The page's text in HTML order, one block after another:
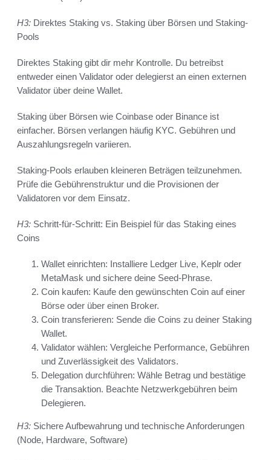
H3: Direktes Staking vs. Staking über Börsen und Staking-
Pools
Direktes Staking gibt dir mehr Kontrolle. Du betreibst
entweder einen Validator oder delegierst an einen externen
Validator über deine Wallet.
Staking über Börsen wie Coinbase oder Binance ist
einfacher. Börsen verlangen häufig KYC. Gebühren und
Auszahlungsregeln variieren.
Staking-Pools erlauben kleineren Beträgen teilzunehmen.
Prüfe die Gebührenstruktur und die Provisionen der
Validatoren vor dem Einsatz.
H3: Schritt-für-Schritt: Ein Beispiel für das Staking eines
Coins
Wallet einrichten: Installiere Ledger Live, Keplr oder
MetaMask und sichere deine Seed-Phrase.
Coin kaufen: Kaufe den gewünschten Coin auf einer
Börse oder über einen Broker.
Coin transferieren: Sende die Coins zu deiner Staking
Wallet.
Validator wählen: Vergleiche Performance, Gebühren
und Zuverlässigkeit des Validators.
Delegation durchführen: Wähle Betrag und bestätige
die Transaktion. Beachte Netzwerkgebühren beim
Delegieren.
H3: Sichere Aufbewahrung und technische Anforderungen
(Node, Hardware, Software)